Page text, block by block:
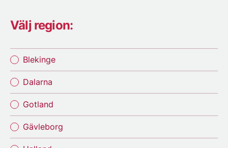
Välj region:
Blekinge
Dalarna
Gotland
Gävleborg